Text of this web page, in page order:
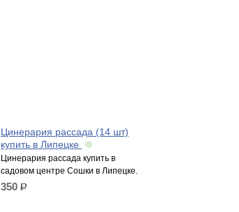
Цинерария рассада (14 шт)
купить в Липецке
Цинерария рассада купить в
садовом центре Сошки в Липецке.
350р.